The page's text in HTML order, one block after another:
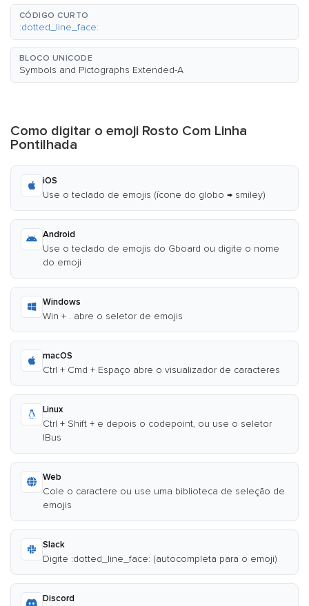
CÓDIGO CURTO
:dotted_line_face:
BLOCO UNICODE
Symbols and Pictographs Extended-A
Como digitar o emoji Rosto Com Linha
Pontilhada
iOS
Use o teclado de emojis (ícone do globo → smiley)
Android
Use o teclado de emojis do Gboard ou digite o nome
do emoji
Windows
Win + . abre o seletor de emojis
macOS
Ctrl + Cmd + Espaço abre o visualizador de caracteres
Linux
Ctrl + Shift + e depois o codepoint, ou use o seletor
IBus
Web
Cole o caractere ou use uma biblioteca de seleção de
emojis
Slack
Digite :dotted_line_face: (autocompleta para o emoji)
Discord